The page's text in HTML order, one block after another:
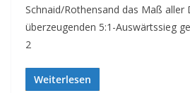
Schnaid/Rothensand das Maß aller
überzeugenden 5:1-Auswärtssieg
2
Weiterlesen